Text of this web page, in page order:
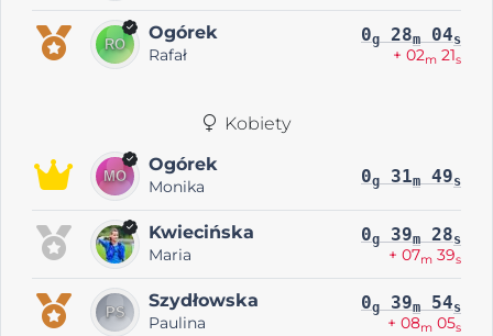
Ogórek
Rafał
0g 28m 04s
+ 02m 21s
Kobiety
Ogórek
Monika 0g 31m 49s
Kwiecińska
Maria
0g 39m 28s
+ 07m 39s
Szydłowska
Paulina
0g 39m 54s
+ 08m 05s